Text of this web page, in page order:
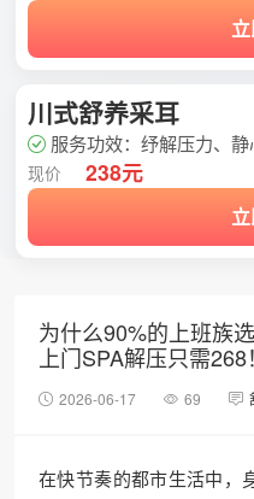
川式舒养采耳
服务功效：纾解压力、
现价 238元
为什么90%的上班族
上门SPA解压只需268！
2026-06-17 69
在快节奏的都市生活中，